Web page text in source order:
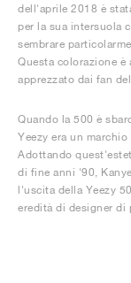
dell'aprile 2018 è
per la sua intersuola
sembrare
Questa colorazione
apprezzato dai fan
Quando la 500 è
Yeezy era un
Adottando
di fine anni '90,
l'uscita della Yeezy
eredità di designer di